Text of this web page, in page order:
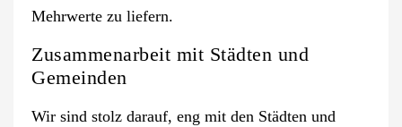
Mehrwerte zu liefern.
Zusammenarbeit mit Städten und
Gemeinden
Wir sind stolz darauf, eng mit den Städten und